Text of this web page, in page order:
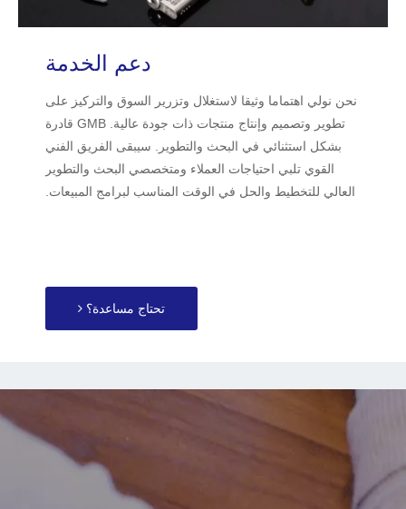
دعم الخدمة
نحن نولي اهتماما وثيقا لاستغلال وتزرير السوق والتركيز على
تطوير وتصميم وإنتاج منتجات ذات جودة عالية. GMB قادرة
بشكل استثنائي في البحث والتطوير. سيبقى الفريق الفني
القوي تلبي احتياجات العملاء ومتخصصي البحث والتطوير
العالي للتخطيط والحل في الوقت المناسب لبرامج المبيعات.
تحتاج مساعدة؟